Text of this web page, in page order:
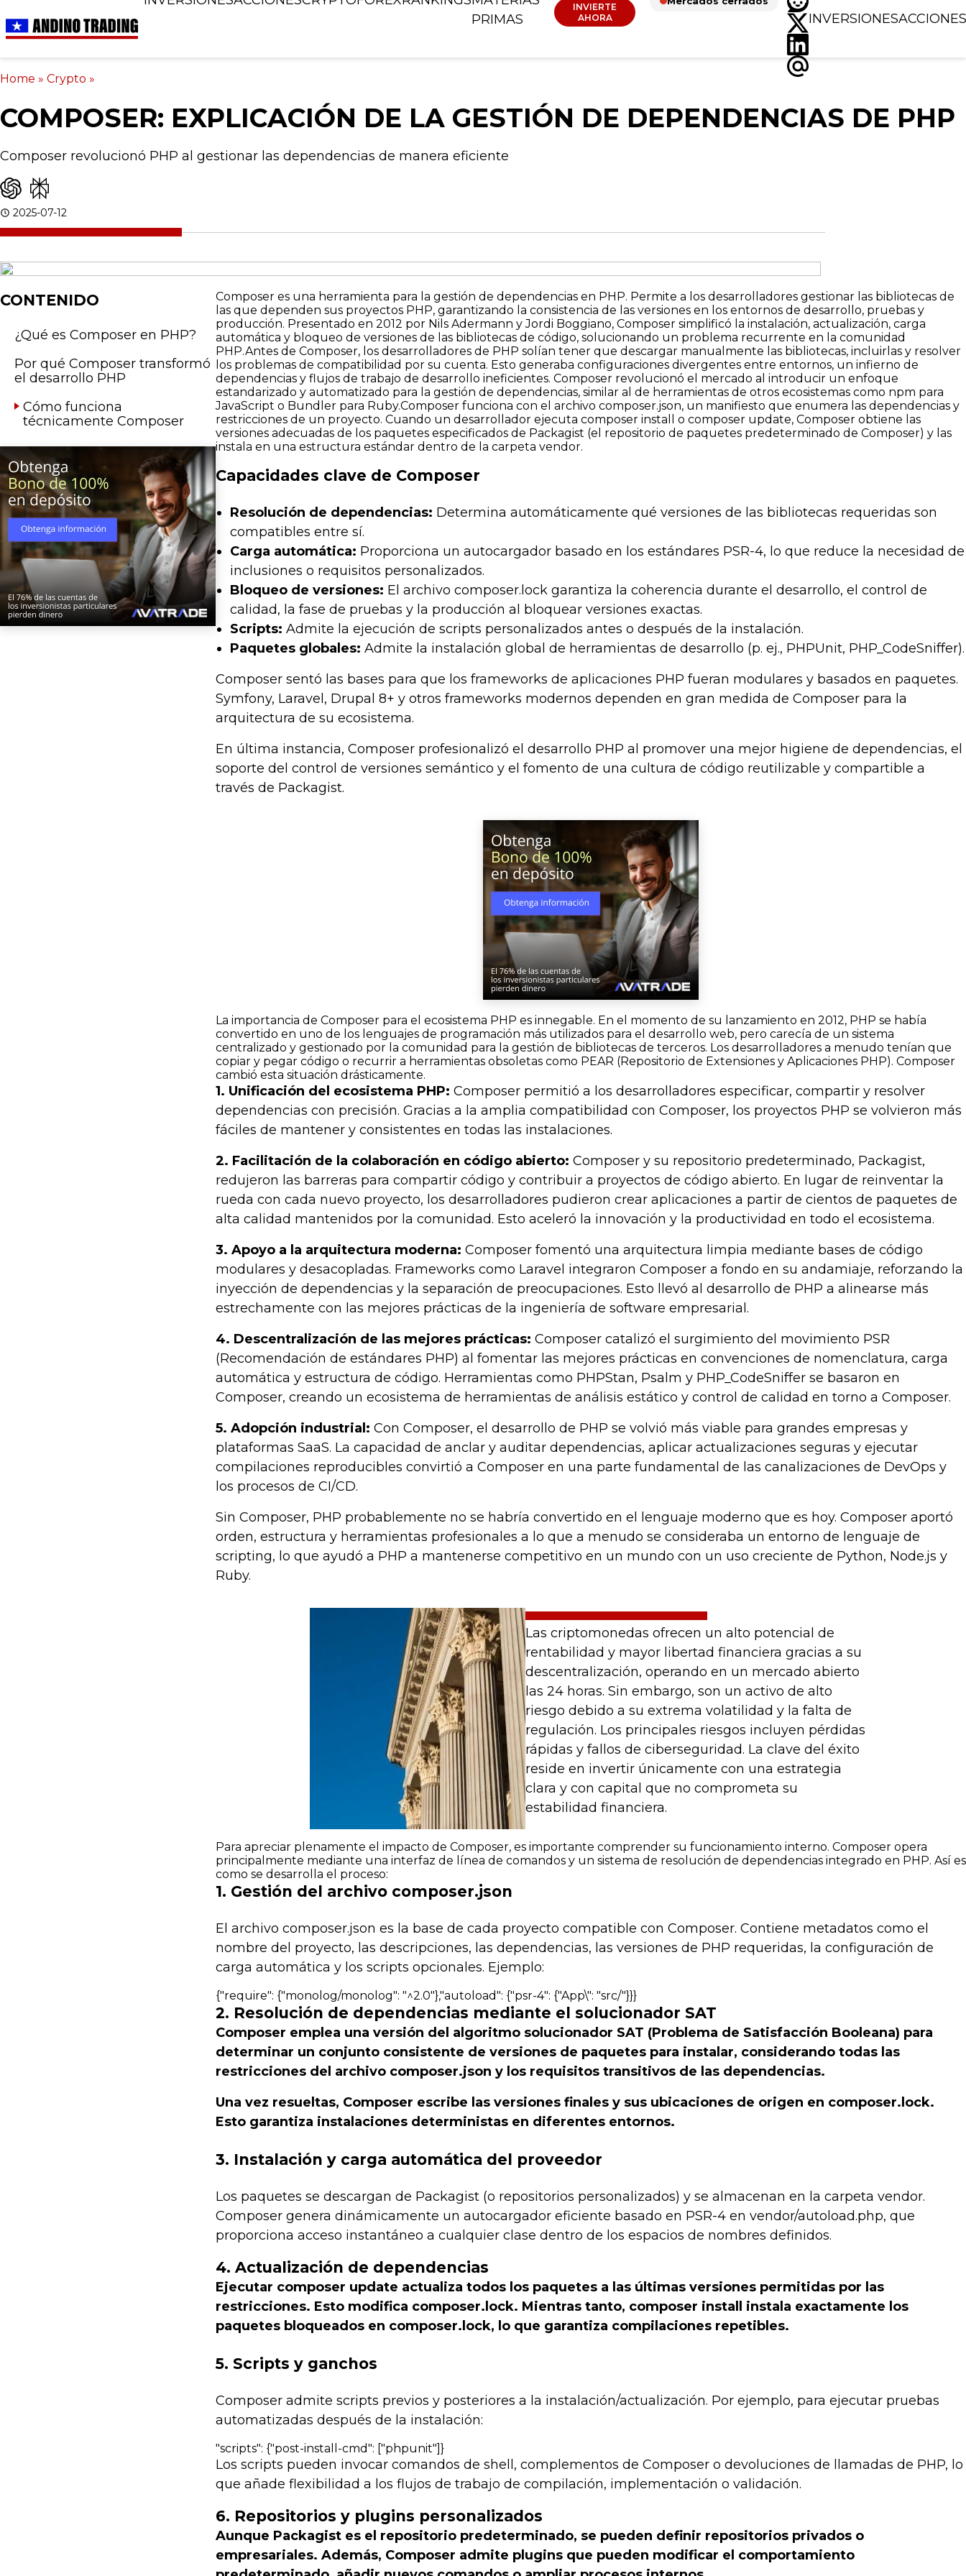
PRIMAS
INVIERTE
AHORA
INVERSIONESACCIONES
Home » Crypto »
COMPOSER: EXPLICACIÓN DE LA GESTIÓN DE DEPENDENCIAS DE PHP
Composer revolucionó PHP al gestionar las dependencias de manera eficiente
2025-07-12
CONTENIDO
¿Qué es Composer en PHP?
Por qué Composer transformó
el desarrollo PHP
Cómo funciona
técnicamente Composer
Composer es una herramienta para la gestión de dependencias en PHP. Permite a los desarrolladores gestionar las bibliotecas de
las que dependen sus proyectos PHP, garantizando la consistencia de las versiones en los entornos de desarrollo, pruebas y
producción. Presentado en 2012 por Nils Adermann y Jordi Boggiano, Composer simplificó la instalación, actualización, carga
automática y bloqueo de versiones de las bibliotecas de código, solucionando un problema recurrente en la comunidad
PHP.Antes de Composer, los desarrolladores de PHP solían tener que descargar manualmente las bibliotecas, incluirlas y resolver
los problemas de compatibilidad por su cuenta. Esto generaba configuraciones divergentes entre entornos, un infierno de
dependencias y flujos de trabajo de desarrollo ineficientes. Composer revolucionó el mercado al introducir un enfoque
estandarizado y automatizado para la gestión de dependencias, similar al de herramientas de otros ecosistemas como npm para
JavaScript o Bundler para Ruby.Composer funciona con el archivo composer.json, un manifiesto que enumera las dependencias y
restricciones de un proyecto. Cuando un desarrollador ejecuta composer install o composer update, Composer obtiene las
versiones adecuadas de los paquetes especificados de Packagist (el repositorio de paquetes predeterminado de Composer) y las
instala en una estructura estándar dentro de la carpeta vendor.
Capacidades clave de Composer
Resolución de dependencias: Determina automáticamente qué versiones de las bibliotecas requeridas son
compatibles entre sí.
Carga automática: Proporciona un autocargador basado en los estándares PSR-4, lo que reduce la necesidad de
inclusiones o requisitos personalizados.
Bloqueo de versiones: El archivo composer.lock garantiza la coherencia durante el desarrollo, el control de
calidad, la fase de pruebas y la producción al bloquear versiones exactas.
Scripts: Admite la ejecución de scripts personalizados antes o después de la instalación.
Paquetes globales: Admite la instalación global de herramientas de desarrollo (p. ej., PHPUnit, PHP_CodeSniffer).
Composer sentó las bases para que los frameworks de aplicaciones PHP fueran modulares y basados ​​en paquetes.
Symfony, Laravel, Drupal 8+ y otros frameworks modernos dependen en gran medida de Composer para la
arquitectura de su ecosistema.
En última instancia, Composer profesionalizó el desarrollo PHP al promover una mejor higiene de dependencias, el
soporte del control de versiones semántico y el fomento de una cultura de código reutilizable y compartible a
través de Packagist.
La importancia de Composer para el ecosistema PHP es innegable. En el momento de su lanzamiento en 2012, PHP se había
convertido en uno de los lenguajes de programación más utilizados para el desarrollo web, pero carecía de un sistema
centralizado y gestionado por la comunidad para la gestión de bibliotecas de terceros. Los desarrolladores a menudo tenían que
copiar y pegar código o recurrir a herramientas obsoletas como PEAR (Repositorio de Extensiones y Aplicaciones PHP). Composer
cambió esta situación drásticamente.
1. Unificación del ecosistema PHP: Composer permitió a los desarrolladores especificar, compartir y resolver
dependencias con precisión. Gracias a la amplia compatibilidad con Composer, los proyectos PHP se volvieron más
fáciles de mantener y consistentes en todas las instalaciones.
2. Facilitación de la colaboración en código abierto: Composer y su repositorio predeterminado, Packagist,
redujeron las barreras para compartir código y contribuir a proyectos de código abierto. En lugar de reinventar la
rueda con cada nuevo proyecto, los desarrolladores pudieron crear aplicaciones a partir de cientos de paquetes de
alta calidad mantenidos por la comunidad. Esto aceleró la innovación y la productividad en todo el ecosistema.
3. Apoyo a la arquitectura moderna: Composer fomentó una arquitectura limpia mediante bases de código
modulares y desacopladas. Frameworks como Laravel integraron Composer a fondo en su andamiaje, reforzando la
inyección de dependencias y la separación de preocupaciones. Esto llevó al desarrollo de PHP a alinearse más
estrechamente con las mejores prácticas de la ingeniería de software empresarial.
4. Descentralización de las mejores prácticas: Composer catalizó el surgimiento del movimiento PSR
(Recomendación de estándares PHP) al fomentar las mejores prácticas en convenciones de nomenclatura, carga
automática y estructura de código. Herramientas como PHPStan, Psalm y PHP_CodeSniffer se basaron en
Composer, creando un ecosistema de herramientas de análisis estático y control de calidad en torno a Composer.
5. Adopción industrial: Con Composer, el desarrollo de PHP se volvió más viable para grandes empresas y
plataformas SaaS. La capacidad de anclar y auditar dependencias, aplicar actualizaciones seguras y ejecutar
compilaciones reproducibles convirtió a Composer en una parte fundamental de las canalizaciones de DevOps y
los procesos de CI/CD.
Sin Composer, PHP probablemente no se habría convertido en el lenguaje moderno que es hoy. Composer aportó
orden, estructura y herramientas profesionales a lo que a menudo se consideraba un entorno de lenguaje de
scripting, lo que ayudó a PHP a mantenerse competitivo en un mundo con un uso creciente de Python, Node.js y
Ruby.
Las criptomonedas ofrecen un alto potencial de
rentabilidad y mayor libertad financiera gracias a su
descentralización, operando en un mercado abierto
las 24 horas. Sin embargo, son un activo de alto
riesgo debido a su extrema volatilidad y la falta de
regulación. Los principales riesgos incluyen pérdidas
rápidas y fallos de ciberseguridad. La clave del éxito
reside en invertir únicamente con una estrategia
clara y con capital que no comprometa su
estabilidad financiera.
Para apreciar plenamente el impacto de Composer, es importante comprender su funcionamiento interno. Composer opera
principalmente mediante una interfaz de línea de comandos y un sistema de resolución de dependencias integrado en PHP. Así es
como se desarrolla el proceso:
1. Gestión del archivo composer.json
El archivo composer.json es la base de cada proyecto compatible con Composer. Contiene metadatos como el
nombre del proyecto, las descripciones, las dependencias, las versiones de PHP requeridas, la configuración de
carga automática y los scripts opcionales. Ejemplo:
{"require": {"monolog/monolog": "^2.0"},"autoload": {"psr-4": {"App\": "src/"}}}
2. Resolución de dependencias mediante el solucionador SAT
Composer emplea una versión del algoritmo solucionador SAT (Problema de Satisfacción Booleana) para
determinar un conjunto consistente de versiones de paquetes para instalar, considerando todas las
restricciones del archivo composer.json y los requisitos transitivos de las dependencias.
Una vez resueltas, Composer escribe las versiones finales y sus ubicaciones de origen en composer.lock.
Esto garantiza instalaciones deterministas en diferentes entornos.
3. Instalación y carga automática del proveedor
Los paquetes se descargan de Packagist (o repositorios personalizados) y se almacenan en la carpeta vendor.
Composer genera dinámicamente un autocargador eficiente basado en PSR-4 en vendor/autoload.php, que
proporciona acceso instantáneo a cualquier clase dentro de los espacios de nombres definidos.
4. Actualización de dependencias
Ejecutar composer update actualiza todos los paquetes a las últimas versiones permitidas por las
restricciones. Esto modifica composer.lock. Mientras tanto, composer install
instala exactamente los
paquetes bloqueados en composer.lock, lo que garantiza compilaciones repetibles.
5. Scripts y ganchos
Composer admite scripts previos y posteriores a la instalación/actualización. Por ejemplo, para ejecutar pruebas
automatizadas después de la instalación:
"scripts": {"post-install-cmd": ["phpunit"]}
Los scripts pueden invocar comandos de shell, complementos de Composer o devoluciones de llamadas de PHP, lo
que añade flexibilidad a los flujos de trabajo de compilación, implementación o validación.
6. Repositorios y plugins personalizados
Aunque Packagist es el repositorio predeterminado, se pueden definir repositorios privados o
empresariales. Además, Composer admite plugins que pueden modificar el comportamiento